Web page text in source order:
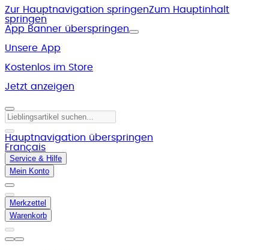
Zur Hauptnavigation springenZum Hauptinhalt
springen
App Banner überspringen
Unsere App
Kostenlos im Store
Jetzt anzeigen
Hauptnavigation überspringen
Français
Service & Hilfe
Mein Konto
Merkzettel
Warenkorb